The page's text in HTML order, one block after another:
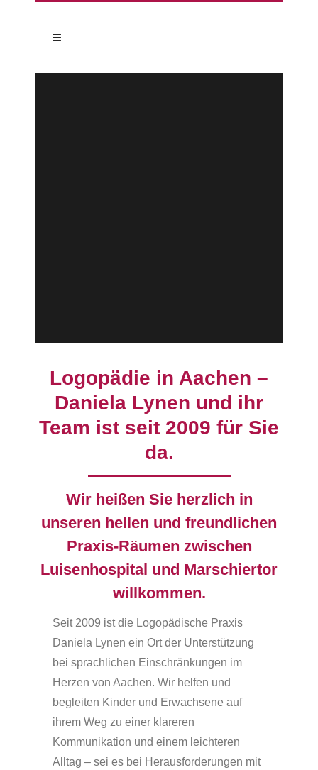
Logopädie in Aachen –
Daniela Lynen und ihr
Team ist seit 2009 für Sie
da.
Wir heißen Sie herzlich in
unseren hellen und freundlichen
Praxis-Räumen zwischen
Luisenhospital und Marschiertor
willkommen.
Seit 2009 ist die Logopädische Praxis
Daniela Lynen ein Ort der Unterstützung
bei sprachlichen Einschränkungen im
Herzen von Aachen. Wir helfen und
begleiten Kinder und Erwachsene auf
ihrem Weg zu einer klareren
Kommunikation und einem leichteren
Alltag – sei es bei Herausforderungen mit